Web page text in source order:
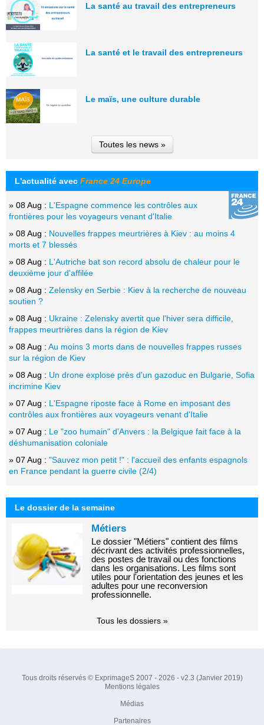
La santé au travail des entrepreneurs
La santé et le travail des entrepreneurs
Le maïs, une culture durable
Toutes les news »
L'actualité avec France 24 Europe
» 08 Aug : L'Espagne commence les contrôles aux
frontières pour les voyageurs venant d'Italie
» 08 Aug : Nouvelles frappes meurtrières à Kiev : au moins 4
morts et 7 blessés
» 08 Aug : L'Autriche bat son record absolu de chaleur pour le
deuxième jour d'affilée
» 08 Aug : Zelensky en Serbie : Kiev à la recherche de nouveau
soutien ?
» 08 Aug : Ukraine : Zelensky avertit que l'hiver sera difficile,
frappes meurtrières dans la région de Kiev
» 08 Aug : Au moins 3 morts dans de nouvelles frappes russes
sur la région de Kiev
» 08 Aug : Un drone explose près d'un gazoduc en Bulgarie, Sofia
incrimine Kiev
» 07 Aug : L'Espagne riposte face à Rome en imposant des
contrôles aux frontières aux voyageurs venant d'Italie
» 07 Aug : Le "zoo humain" d'Anvers : la Belgique fait face à la
déshumanisation coloniale
» 07 Aug : "Sauvez mon petit !" : l'accueil des enfants espagnols
en France pendant la guerre civile (2/4)
Le dossier de la semaine
Métiers
Le dossier "Métiers" contient des films
décrivant des activités professionnelles,
des postes de travail ou des fonctions
dans les organisations. Les films sont
utiles pour l'orientation des jeunes et les
adultes pour une reconversion
professionnelle.
Tous les dossiers »
Tous droits réservés © ExprimageS 2007 - 2026 - v2.3 (Janvier 2019)
Mentions légales
Médias
Partenaires